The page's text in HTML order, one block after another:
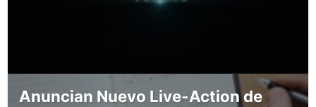
Anuncian Nuevo Live-Action de